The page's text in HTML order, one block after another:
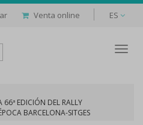
Venta online ES
66ª EDICIÓN DEL RALLY
BARCELONA-SITGES